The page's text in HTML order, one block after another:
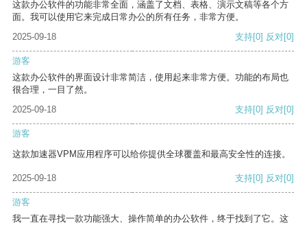
这款办公软件的功能非常全面，涵盖了文档、表格、演示文稿等各个方
面。我可以使用它来完成日常办公的所有任务，非常方便。
2025-09-18
支持[0] 反对[0]
游客
这款办公软件的界面设计非常简洁，使用起来非常方便。功能的布局也
很合理，一目了然。
2025-09-18
支持[0] 反对[0]
游客
这款加速器VPM应用程序可以给你提供全球覆盖和最高安全性的连接。
2025-09-18 支持[0] 反对[0]
游客
我一直在寻找一款功能强大、操作简单的办公软件，终于找到了它。这